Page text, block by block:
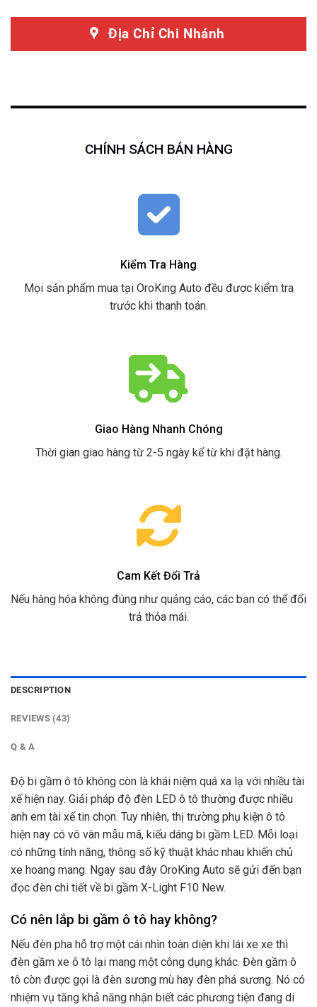
Địa Chỉ Chi Nhánh
CHÍNH SÁCH BÁN HÀNG
Kiểm Tra Hàng
Mọi sản phẩm mua tại OroKing Auto đều được kiểm tra
trước khi thanh toán.
Giao Hàng Nhanh Chóng
Thời gian giao hàng từ 2-5 ngày kể từ khi đặt hàng.
Cam Kết Đổi Trả
Nếu hàng hóa không đúng như quảng cáo, các bạn có thể đổi
trả thỏa mái.
DESCRIPTION
REVIEWS (43)
Q & A
Độ bi gầm ô tô không còn là khái niệm quá xa lạ với nhiều tài
xế hiện nay. Giải pháp độ đèn LED ô tô thường được nhiều
anh em tài xế tin chọn. Tuy nhiên, thị trường phụ kiện ô tô
hiện nay có vô vàn mẫu mã, kiểu dáng bi gầm LED. Mỗi loại
có những tính năng, thông số kỹ thuật khác nhau khiến chủ
xe hoang mang. Ngay sau đây OroKing Auto sẽ gửi đến bạn
đọc đèn chi tiết về bi gầm X-Light F10 New.
Có nên lắp bi gầm ô tô hay không?
Nếu đèn pha hỗ trợ một cái nhìn toàn diện khi lái xe xe thì
đèn gầm xe ô tô lại mang một công dụng khác. Đèn gầm ô
tô còn được gọi là đèn sương mù hay đèn phá sương. Nó có
nhiệm vụ tăng khả năng nhận biết các phương tiện đang di